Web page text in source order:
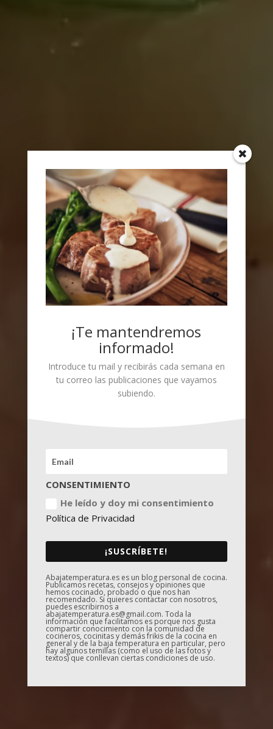
¡Te mantendremos
informado!
Introduce tu mail y recibirás cada semana en
tu correo las publicaciones que vayamos
subiendo.
CONSENTIMIENTO
He leído y doy mi consentimiento
Política de Privacidad
¡SUSCRÍBETE!
Abajatemperatura.es es un blog personal de cocina.
Publicamos recetas, consejos y opiniones que
hemos cocinado, probado o que nos han
recomendado. Si quieres contactar con nosotros,
puedes escribirnos a
abajatemperatura.es@gmail.com. Toda la
información que facilitamos es porque nos gusta
compartir conocimiento con la comunidad de
cocineros, cocinitas y demás frikis de la cocina en
general y de la baja temperatura en particular, pero
hay algunos temillas (como el uso de las fotos y
textos) que conllevan ciertas condiciones de uso.